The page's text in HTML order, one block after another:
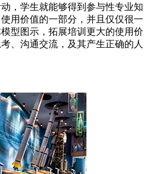
，学生就能够得到参与性专业知
用价值的一部分，并且仅仅很一
型图示，拓展培训更大的使用价
、沟通交流，及其产生正确的人